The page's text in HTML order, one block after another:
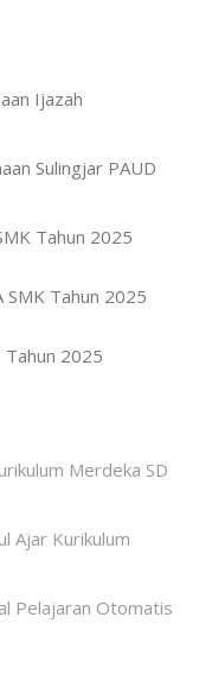
Ijazah
Sulingjar PAUD
Tahun 2025
SMK Tahun 2025
Tahun 2025
Merdeka SD
Ajar Kurikulum
Pelajaran Otomatis